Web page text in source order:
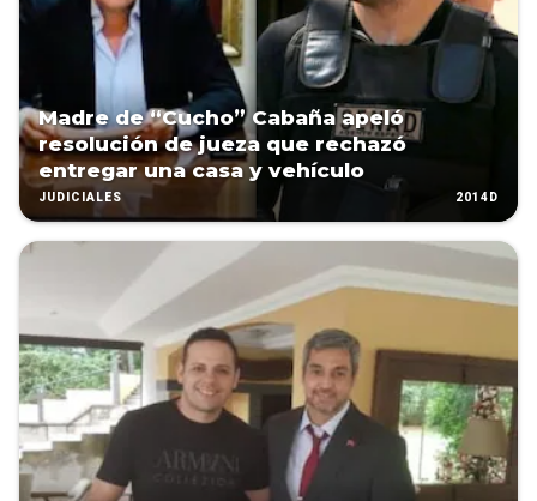
Madre de “Cucho” Cabaña apeló
resolución de jueza que rechazó
entregar una casa y vehículo
JUDICIALES 2014D